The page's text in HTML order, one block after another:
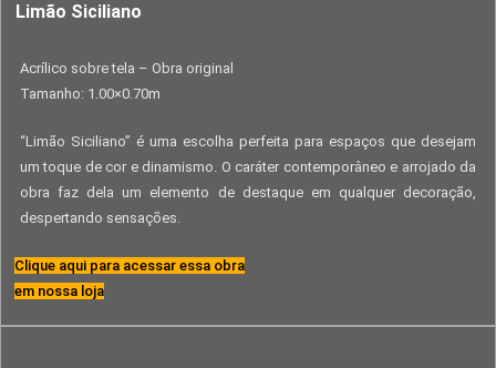
Limão Siciliano
Acrílico sobre tela – Obra original
Tamanho: 1.00×0.70m
“Limão Siciliano” é uma escolha perfeita para espaços que desejam
um toque de cor e dinamismo. O caráter contemporâneo e arrojado da
obra faz dela um elemento de destaque em qualquer decoração,
despertando sensações.
Clique aqui para acessar essa obra
em nossa loja